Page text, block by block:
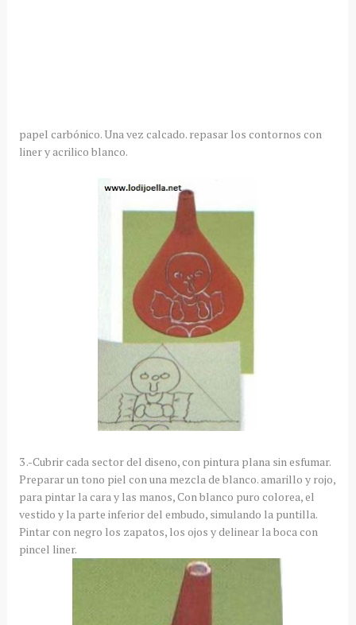
papel carbónico. Una vez calcado. repasar los contornos con
liner y acrilico blanco.
3 .-Cubrir cada sector del diseno, con pintura plana sin esfumar.
Preparar un tono piel con una mezcla de blanco. amarillo y rojo,
para pintar la cara y las manos, Con blanco puro colorea, el
vestido y la parte inferior del embudo, simulando la puntilla.
Pintar con negro los zapatos, los ojos y delinear la boca con
pincel liner.